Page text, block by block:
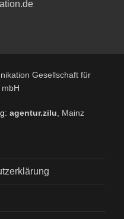
Gesellschaft für
mbH
agentur.zilu , Mainz